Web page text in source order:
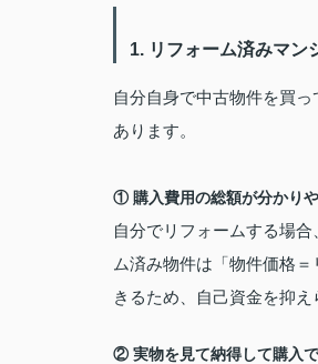
1. リフォーム済みマン
自分自身で中古物件を買
あります。
① 購入費用の総額が分かり
自分でリフォームする場
ム済み物件は「物件価格
きるため、自己資金を抑え
② 実物を見て納得して購入